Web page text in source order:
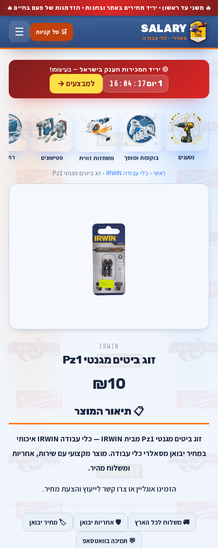
🔥 משני עד ראשון · יריד מחירים באתר ובחנות · הזדמנות של פעם בחיים🔥
SALARY
סאלרי · כלי עבודה
🛒 סל קניות ☰
🔴 יריד המכירות הענק בישראל — בעיצומו!
1 יום 16:04:16 למבצעים →
נטענים בוקסות ומוסך משחזות זווית פטישונים
ראשי › כלי עבודה IRWIN › זוג ביטים מגנטי Pz1
IRWIN
זוג ביטים מגנטי Pz1
₪10
📋 תיאור המוצר
זוג ביטים מגנטי Pz1 מבית IRWIN — כלי עבודה IRWIN איכותי
במחיר יבואן מסאלרי כלי עבודה. מוצר מקצועי עם שירות, אחריות
ומשלוח מהיר.
הזמינו אונליין או צרו קשר לייעוץ והצעת מחיר.
🚚 משלוח לכל הארץ 🛡️ אחריות יבואן 🏷️ מחיר יבואן
💬 תמיכה בוואטסאפ